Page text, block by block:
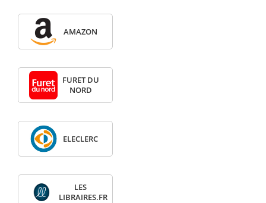
AMAZON
FURET DU
NORD
ELECLERC
LES
LIBRAIRES.FR